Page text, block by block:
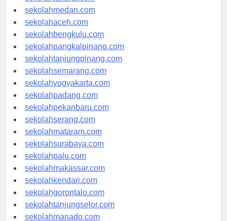
sekolahjakarta.com
sekolahmedan.com
sekolahaceh.com
sekolahbengkulu.com
sekolahpangkalpinang.com
sekolahtanjungpinang.com
sekolahsemarang.com
sekolahyogyakarta.com
sekolahpadang.com
sekolahpekanbaru.com
sekolahserang.com
sekolahmataram.com
sekolahsurabaya.com
sekolahpalu.com
sekolahmakassar.com
sekolahkendari.com
sekolahgorontalo.com
sekolahtanjungselor.com